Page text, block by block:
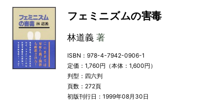
フェミニズムの害毒
林道義 著
ISBN：978-4-7942-0906-1
定価：1,760円（本体：1,600円）
判型：四六判
頁数：272頁
初版刊行日：1999年08月30日